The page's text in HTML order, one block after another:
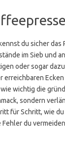
du sicher das
im Sieb und
oder sogar
wichtig die
sondern
für Schritt, wie
du